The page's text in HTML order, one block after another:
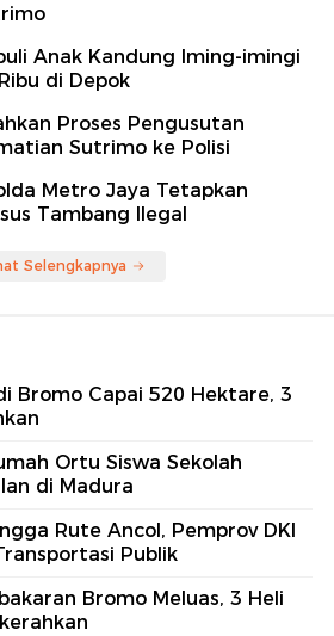
Anak Kandung Iming-imingi
di Depok
Proses Pengusutan
Sutrimo ke Polisi
Metro Jaya Tetapkan
Tambang Ilegal
Selengkapnya
Bromo Capai 520 Hektare, 3
Ortu Siswa Sekolah
di Madura
Rute Ancol, Pemprov DKI
Publik
Bromo Meluas, 3 Heli